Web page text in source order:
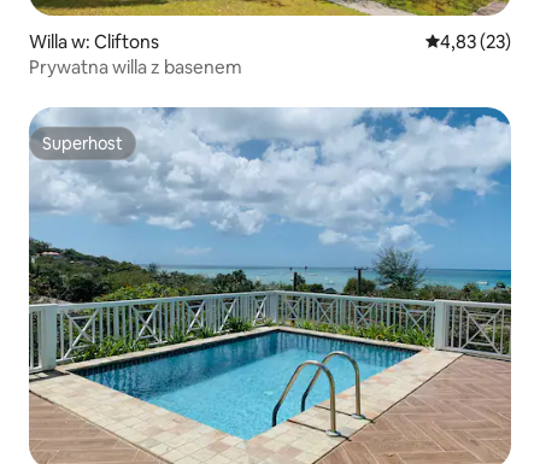
Willa w: Cliftons Średnia
4,83 (23)
Prywatna willa z basenem
Superhost
Superhost